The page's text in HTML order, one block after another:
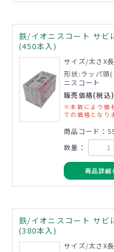
鉄/イオニスコート サビ
(450本入)
サイズ/太さX
形状:ラッパ頭
ニスコート
販売価格(税
※本数により価
での価格となり
商品コード：
数量：
商品詳細
鉄/イオニスコート サビ
(380本入)
サイズ/太さX